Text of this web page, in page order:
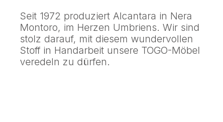
Seit 1972 produziert Alcantara in Nera
Montoro, im Herzen Umbriens. Wir sind
stolz darauf, mit diesem wundervollen
Stoff in Handarbeit unsere TOGO-Möbel
veredeln zu dürfen.